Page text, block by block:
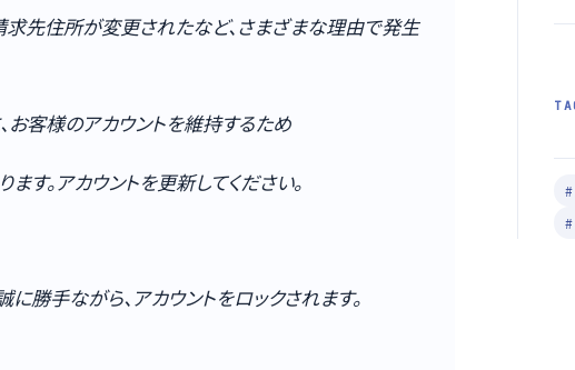
求先住所が変更されたなど、さまざまな理由で発生
お客様のアカウントを維持するため
。アカウントを更新してください。
勝手ながら、アカウントをロックされます。